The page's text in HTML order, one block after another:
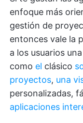
enfoque más
gestión de
entonces vale la
a los usuarios
como el clásico
proyectos, una
personalizadas,
aplicaciones